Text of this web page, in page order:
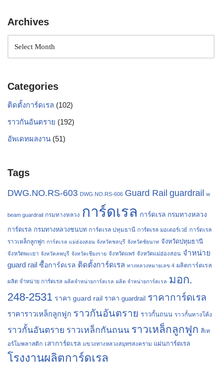
Archives
Categories
ติดตั้งการ์ดเรล (102)
ราวกันอันตราย (192)
อัพเดทผลงาน (51)
Tags
DWG.NO.RS-603 DWG.NO.RS-606 Guard Rail guardrail w
beam guardrail กรมทางหลวง การ์ดเรล การ์ดเรล กรมทางหลวง
การ์ดเรล กรมทางหลวงชนบท การ์ดเรล ปทุมธานี การ์ดเรล มอเตอร์เวย์ การ์ดเรล
ราวเหล็กลูกฟูก การ์ดเรล แม่ฮ่องสอน จังหวัดชลบุรี จังหวัดชัยนาท จังหวัดปทุมธานี
จังหวัดพะเยา จังหวัดลพบุรี จังหวัดเชียงราย จังหวัดแพร่ จังหวัดแม่ฮ่องสอน จำหน่าย
guard rail ซื้อการ์ดเรล ติดตั้งการ์ดเรล ทางหลวงหมายเลข 4 ผลิตการ์ดเรล
ผลิต จำหน่าย การ์ดเรล ผลิตจำหน่ายการ์ดเรล ผลิต จำหน่ายการ์ดเรล มอก.
248-2531 ราคา guard rail ราคา guardrail ราคาการ์ดเรล
ราคาราวเหล็กลูกฟูก ราวกันอันตราย ราวกั้นถนน ราวกั้นทางโค้ง
ราวกั้นอันตราย ราวเหล็กกันถนน ราวเหล็กลูกฟูก สีเท
อร์โมพลาสติก เสาการ์ดเรล แขวงทางหลวงสมุทรสงคราม แผ่นการ์ดเรล
โรงงานผลิตการ์ดเรล